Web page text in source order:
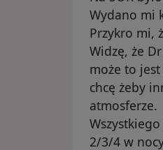
Wydano mi
Przykro mi,
Widzę, że
może to
chcę żeby
atmosferze.
2/3/4 w